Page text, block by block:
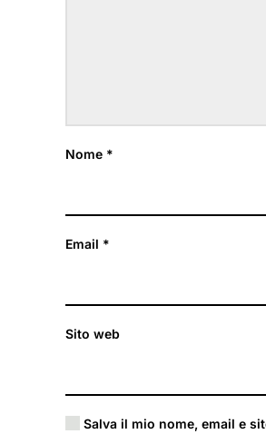
Nome *
Email *
Sito web
Salva il mio nome, email e